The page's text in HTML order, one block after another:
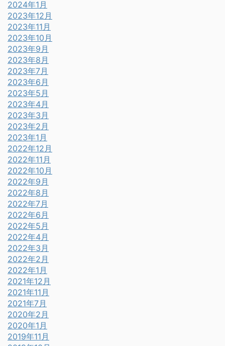
2024年1月
2023年12月
2023年11月
2023年10月
2023年9月
2023年8月
2023年7月
2023年6月
2023年5月
2023年4月
2023年3月
2023年2月
2023年1月
2022年12月
2022年11月
2022年10月
2022年9月
2022年8月
2022年7月
2022年6月
2022年5月
2022年4月
2022年3月
2022年2月
2022年1月
2021年12月
2021年11月
2021年7月
2020年2月
2020年1月
2019年11月